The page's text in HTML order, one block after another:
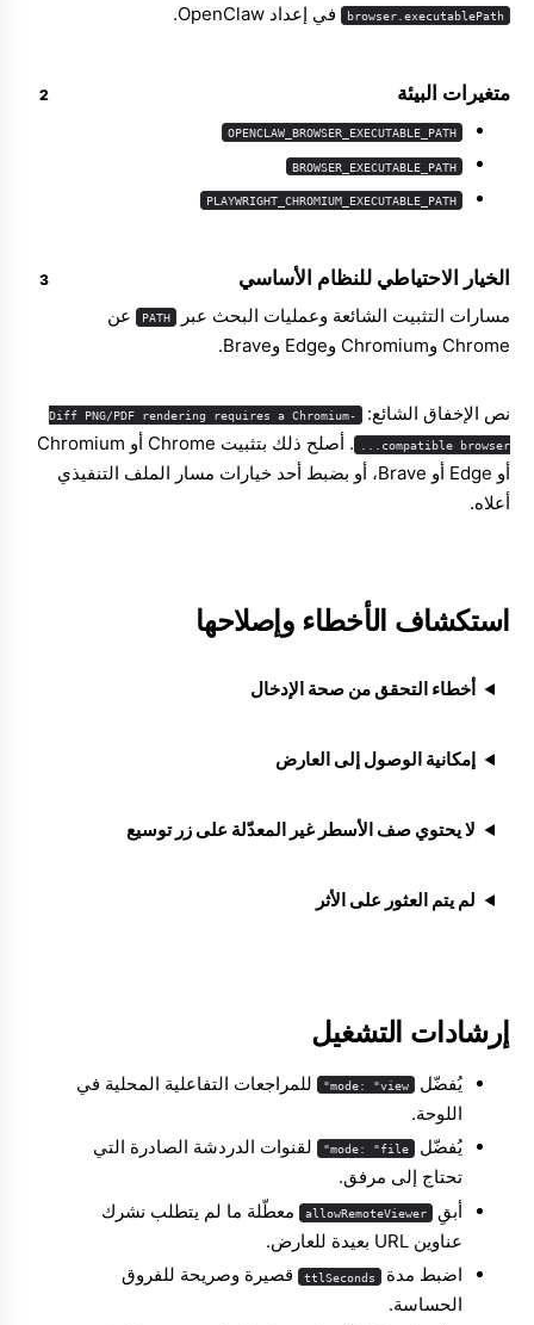
browser.executablePath في إعداد OpenClaw.
متغيرات البيئة
OPENCLAW_BROWSER_EXECUTABLE_PATH
BROWSER_EXECUTABLE_PATH
PLAYWRIGHT_CHROMIUM_EXECUTABLE_PATH
الخيار الاحتياطي للنظام الأساسي
مسارات التثبيت الشائعة وعمليات البحث عبر PATH عن
Chrome وChromium وEdge وBrave.
نص الإخفاق الشائع: Diff PNG/PDF rendering requires a Chromium-
compatible browser...
. أصلح ذلك بتثبيت Chrome أو Chromium
أو Edge أو Brave، أو بضبط أحد خيارات مسار الملف التنفيذي
أعلاه.
استكشاف الأخطاء وإصلاحها
أخطاء التحقق من صحة الإدخال
إمكانية الوصول إلى العارض
لا يحتوي صف الأسطر غير المعدّلة على زر توسيع
لم يتم العثور على الأثر
إرشادات التشغيل
يُفضّل mode: "view"
للمراجعات التفاعلية المحلية في
اللوحة.
يُفضّل
mode: "file"
لقنوات الدردشة الصادرة التي
تحتاج إلى مرفق.
أبقِ
allowRemoteViewer معطّلة ما لم يتطلب نشرك
عناوين URL بعيدة للعارض.
اضبط مدة
ttlSeconds قصيرة وصريحة للفروق
الحساسة.